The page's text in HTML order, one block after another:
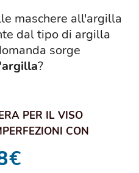
maschere all'argilla
dal tipo di argilla
sorge
?
PER IL VISO
CON
€